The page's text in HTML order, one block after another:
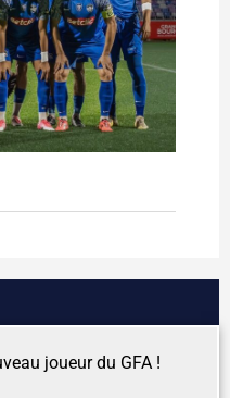
joueur du GFA !